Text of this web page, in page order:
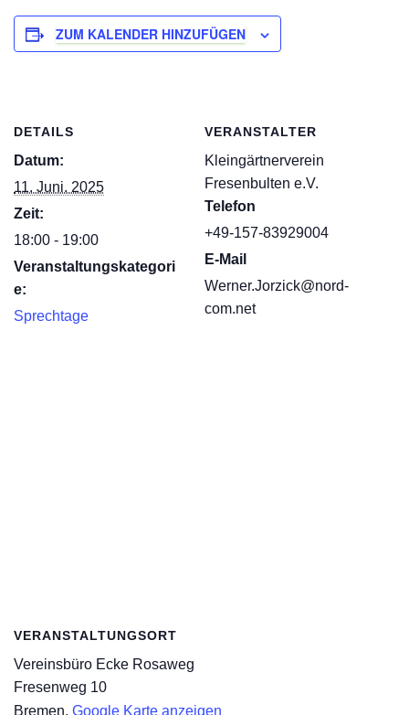
ZUM KALENDER HINZUFÜGEN
DETAILS
Datum:
11. Juni. 2025
Zeit:
18:00 - 19:00
Veranstaltungskategori
e:
Sprechtage
VERANSTALTER
Kleingärtnerverein
Fresenbulten e.V.
Telefon
+49-157-83929004
E-Mail
Werner.Jorzick@nord-
com.net
VERANSTALTUNGSORT
Vereinsbüro Ecke Rosaweg
Fresenweg 10
Bremen, Google Karte anzeigen